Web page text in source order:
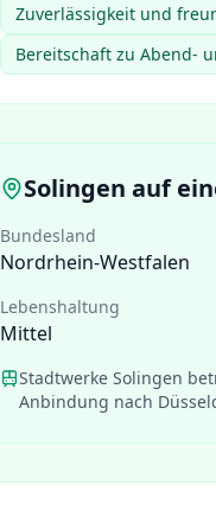
Zuverlässigkeit und
Bereitschaft zu Abend-
Solingen auf
Bundesland
Nordrhein-Westfalen
Lebenshaltung
Mittel
Stadtwerke Solingen
Anbindung nach